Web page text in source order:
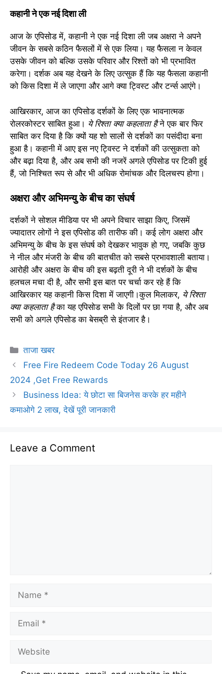
कहानी ने एक नई दिशा ली
आज के एपिसोड में, कहानी ने एक नई दिशा ली जब अक्षरा ने अपने
जीवन के सबसे कठिन फैसलों में से एक लिया। यह फैसला न केवल
उसके जीवन को बल्कि उसके परिवार और रिश्तों को भी प्रभावित
करेगा। दर्शक अब यह देखने के लिए उत्सुक हैं कि यह फैसला कहानी
को किस दिशा में ले जाएगा और आगे क्या ट्विस्ट और टर्न्स आएंगे।
आखिरकार, आज का एपिसोड दर्शकों के लिए एक भावनात्मक
रोलरकोस्टर साबित हुआ। ये रिश्ता क्या कहलाता हैने एक बार फिर
साबित कर दिया है कि क्यों यह शो सालों से दर्शकों का पसंदीदा बना
हुआ है। कहानी में आए इस नए ट्विस्ट ने दर्शकों की उत्सुकता को
और बढ़ा दिया है, और अब सभी की नजरें अगले एपिसोड पर टिकी हुई
हैं, जो निश्चित रूप से और भी अधिक रोमांचक और दिलचस्प होगा।
अक्षरा और अभिमन्यु के बीच का संघर्ष
दर्शकों ने सोशल मीडिया पर भी अपने विचार साझा किए, जिसमें
ज्यादातर लोगों ने इस एपिसोड की तारीफ की। कई लोग अक्षरा और
अभिमन्यु के बीच के इस संघर्ष को देखकर भावुक हो गए, जबकि कुछ
ने नील और मंजरी के बीच की बातचीत को सबसे प्रभावशाली बताया।
आरोही और अक्षरा के बीच की इस बढ़ती दूरी ने भी दर्शकों के बीच
हलचल मचा दी है, और सभी इस बात पर चर्चा कर रहे हैं कि
आखिरकार यह कहानी किस दिशा में जाएगी।कुल मिलाकर, ये रिश्ता
क्या कहलाता हैका यह एपिसोड सभी के दिलों पर छा गया है, और अब
सभी को अगले एपिसोड का बेसब्री से इंतजार है।
Categories
ताजा खबर
Free Fire Redeem Code Today 26 August
2024 ,Get Free Rewards
Business Idea: ये छोटा सा बिजनेस करके हर महीने
कमाओगे 2 लाख, देखें पूरी जानकारी
Leave a Comment
Name
Email
Website